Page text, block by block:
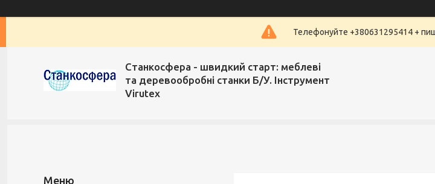
Телефонуйте +380631295414 +
Станкосфера - швидкий старт: меблеві
та деревообробні станки Б/У. Інструмент
Virutex